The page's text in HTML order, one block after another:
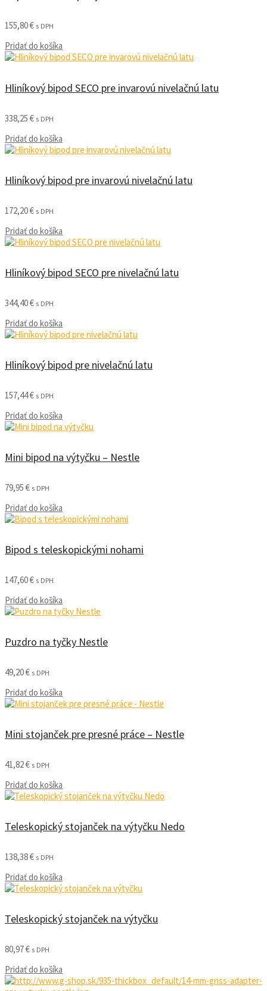
155,80€ s DPH
Pridať do košíka
Hliníkový bipod SECO pre invarovú nivelačnú latu
338,25 € s DPH
Pridať do košíka
Hliníkový bipod pre invarovú nivelačnú latu
172,20€ s DPH
Pridať do košíka
Hliníkový bipod SECO pre nivelačnú latu
344,40€ s DPH
Pridať do košíka
Hliníkový bipod pre nivelačnú latu
157,44€ s DPH
Pridať do košíka
Mini bipod na výtyčku – Nestle
79,95 € s DPH
Pridať do košíka
Bipod s teleskopickými nohami
147,60€ s DPH
Pridať do košíka
Puzdro na tyčky Nestle
49,20€ s DPH
Pridať do košíka
Mini stojanček pre presné práce – Nestle
41,82€ s DPH
Pridať do košíka
Teleskopický stojanček na výtyčku Nedo
138,38€ s DPH
Pridať do košíka
Teleskopický stojanček na výtyčku
80,97€ s DPH
Pridať do košíka